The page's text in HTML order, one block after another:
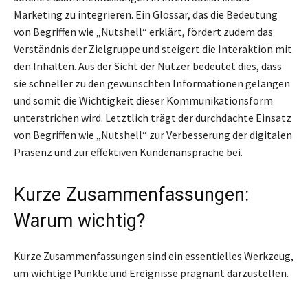
Marketing zu integrieren. Ein Glossar, das die Bedeutung
von Begriffen wie „Nutshell“ erklärt, fördert zudem das
Verständnis der Zielgruppe und steigert die Interaktion mit
den Inhalten. Aus der Sicht der Nutzer bedeutet dies, dass
sie schneller zu den gewünschten Informationen gelangen
und somit die Wichtigkeit dieser Kommunikationsform
unterstrichen wird. Letztlich trägt der durchdachte Einsatz
von Begriffen wie „Nutshell“ zur Verbesserung der digitalen
Präsenz und zur effektiven Kundenansprache bei.
Kurze Zusammenfassungen:
Warum wichtig?
Kurze Zusammenfassungen sind ein essentielles Werkzeug,
um wichtige Punkte und Ereignisse prägnant darzustellen.